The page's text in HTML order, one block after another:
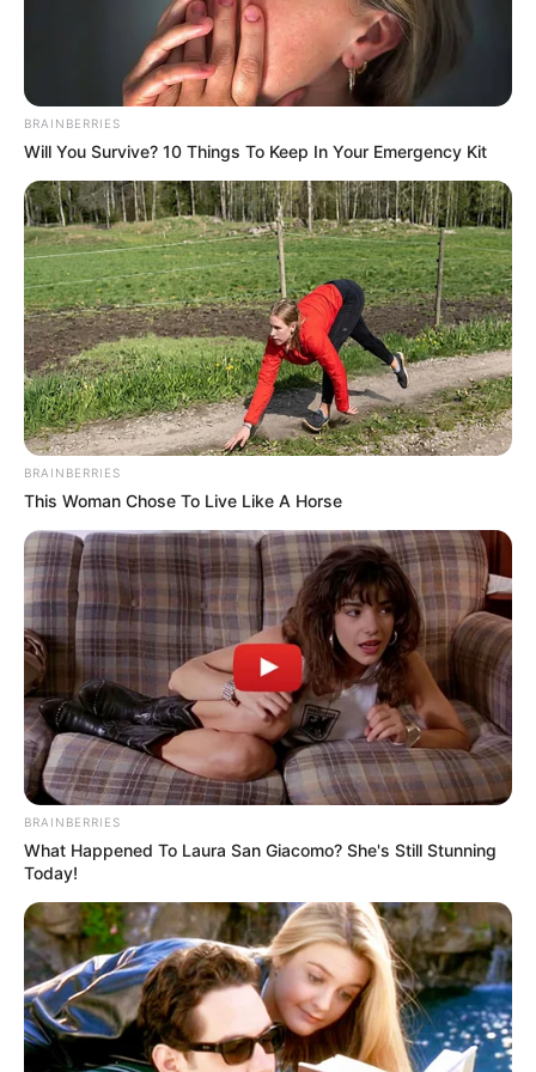
+URGENTE: Dep. Valtenir faz convocação aos ACS e ACE
Um dos objetivos do curso é melhorar os indicadores de
saúde, a qualidade e a resolutividade dos serviços da atenção
primária aos brasileiros. Por meio da capacitação, na prática, o
Brasil vai conseguir, por exemplo, combater de maneira mais
eficiente problemas como hipertensão, tabagismo e diabetes, além
melhorar o acompanhamento de gestantes e de tornar vacinação
BRAINBERRIES
Will You Survive? 10 Things To Keep In Your Emergency Kit
BRAINBERRIES
This Woman Chose To Live Like A Horse
BRAINBERRIES
What Happened To Laura San Giacomo? She's Still Stunning
Today!